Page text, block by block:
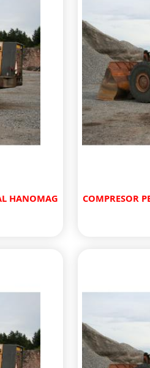
COMPRESOR PENTRU INCARCATOR FRONTAL HANOMAG